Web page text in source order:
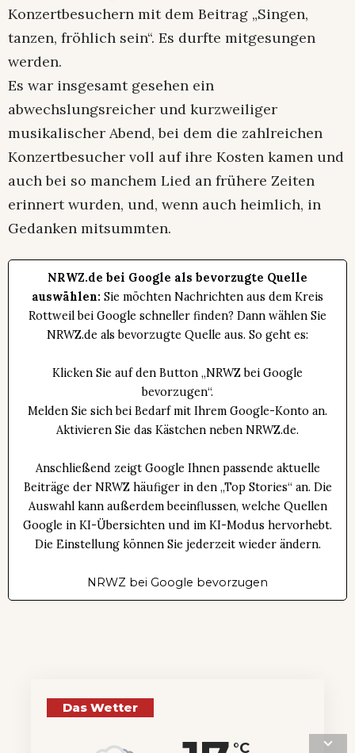
Konzertbesuchern mit dem Beitrag „Singen,
tanzen, fröhlich sein“. Es durfte mitgesungen
werden.
Es war insgesamt gesehen ein
abwechslungsreicher und kurzweiliger
musikalischer Abend, bei dem die zahlreichen
Konzertbesucher voll auf ihre Kosten kamen und
auch bei so manchem Lied an frühere Zeiten
erinnert wurden, und, wenn auch heimlich, in
Gedanken mitsummten.
NRWZ.de bei Google als bevorzugte Quelle
auswählen: Sie möchten Nachrichten aus dem Kreis
Rottweil bei Google schneller finden? Dann wählen Sie
NRWZ.de als bevorzugte Quelle aus. So geht es:
Klicken Sie auf den Button „NRWZ bei Google
bevorzugen“.
Melden Sie sich bei Bedarf mit Ihrem Google-Konto an.
Aktivieren Sie das Kästchen neben NRWZ.de.
Anschließend zeigt Google Ihnen passende aktuelle
Beiträge der NRWZ häufiger in den „Top Stories“ an. Die
Auswahl kann außerdem beeinflussen, welche Quellen
Google in KI-Übersichten und im KI-Modus hervorhebt.
Die Einstellung können Sie jederzeit wieder ändern.
NRWZ bei Google bevorzugen
Das Wetter
°C